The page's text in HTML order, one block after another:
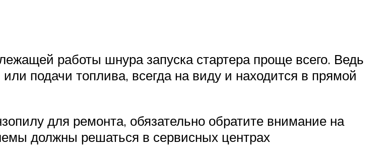
работы шнура запуска стартера проще всего. Ведь
подачи топлива, всегда на виду и находится в прямой
для ремонта, обязательно обратите внимание на
должны решаться в сервисных центрах